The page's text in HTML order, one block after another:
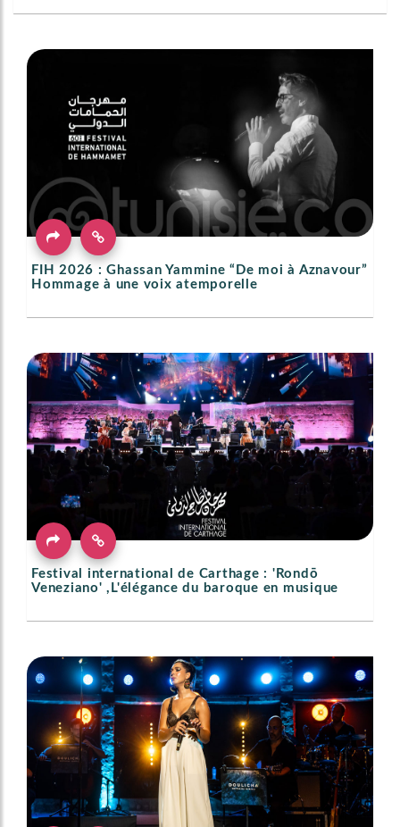
FIH 2026 : Ghassan Yammine “De moi à Aznavour”
Hommage à une voix atemporelle
Festival international de Carthage : 'Rondō
Veneziano' ,L'élégance du baroque en musique